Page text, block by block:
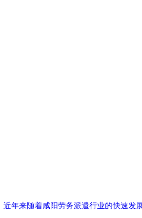
年来随着咸阳劳务派遣行业的快速